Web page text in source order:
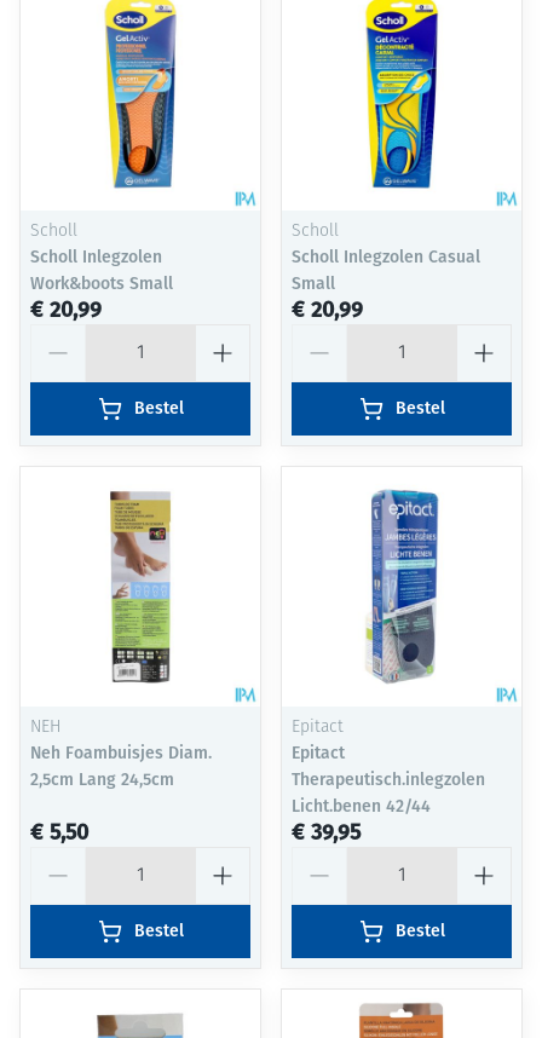
Scholl
Scholl Inlegzolen
Work&boots Small
€ 20,99
Bestel
Scholl
Scholl Inlegzolen Casual
Small
€ 20,99
Bestel
NEH
Neh Foambuisjes Diam.
2,5cm Lang 24,5cm
€ 5,50
Bestel
Epitact
Epitact
Therapeutisch.inlegzolen
Licht.benen 42/44
€ 39,95
Bestel